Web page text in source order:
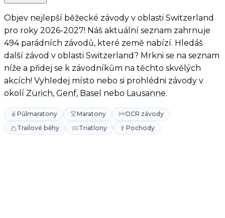
Objev nejlepší běžecké závody v oblasti Switzerland
pro roky 2026-2027! Náš aktuální seznam zahrnuje
494 parádních závodů, které země nabízí. Hledáš
další závod v oblasti Switzerland? Mrkni se na seznam
níže a přidej se k závodníkům na těchto skvělých
akcích! Vyhledej místo nebo si prohlédni závody v
okolí Zürich, Genf, Basel nebo Lausanne.
Půlmaratony Maratony
OCR závody
Trailové běhy
Triatlony Pochody